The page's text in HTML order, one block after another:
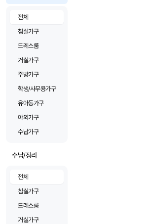
전체
침실가구
드레스룸
거실가구
주방가구
학생/사무용가구
유아동가구
야외가구
수납가구
수납/정리
전체
침실가구
드레스룸
거실가구